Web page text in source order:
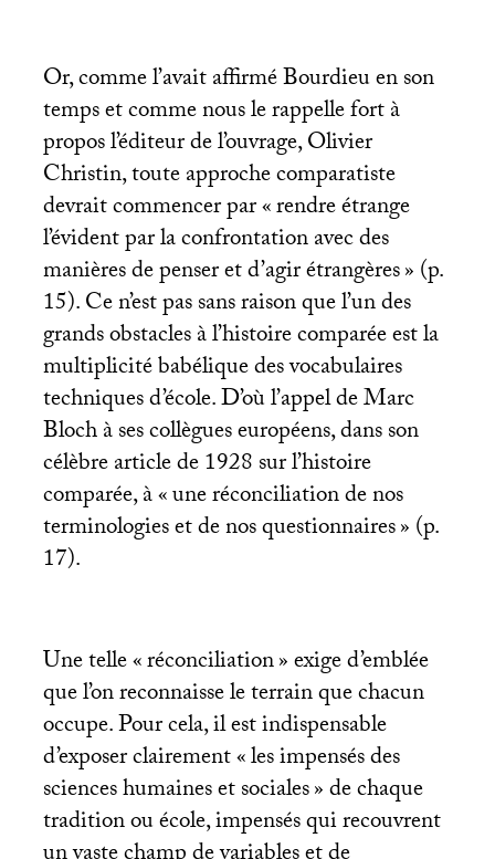
Or, comme l’avait affirmé Bourdieu en son
temps et comme nous le rappelle fort à
propos l’éditeur de l’ouvrage, Olivier
Christin, toute approche comparatiste
devrait commencer par «rendre étrange
l’évident par la confrontation avec des
manières de penser et d’agir étrangères» (p.
15). Ce n’est pas sans raison que l’un des
grands obstacles à l’histoire comparée est la
multiplicité babélique des vocabulaires
techniques d’école. D’où l’appel de Marc
Bloch à ses collègues européens, dans son
célèbre article de 1928 sur l’histoire
comparée, à «une réconciliation de nos
terminologies et de nos questionnaires» (p.
17).
Une telle «réconciliation» exige d’emblée
que l’on reconnaisse le terrain que chacun
occupe. Pour cela, il est indispensable
d’exposer clairement «les impensés des
sciences humaines et sociales» de chaque
tradition ou école, impensés qui recouvrent